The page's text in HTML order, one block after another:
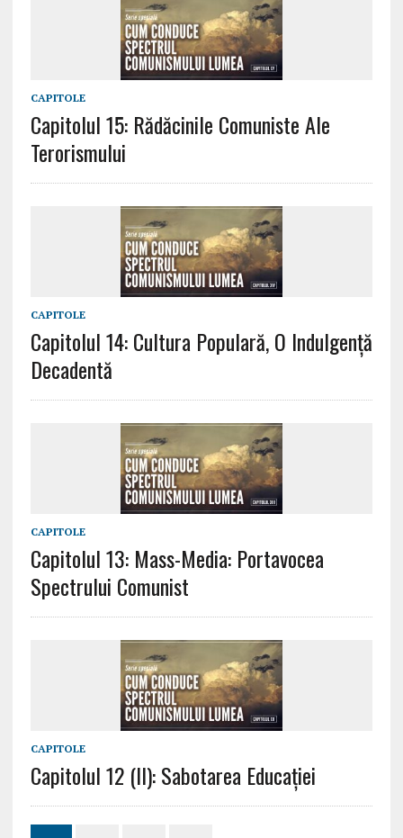
CAPITOLE
Capitolul 15: Rădăcinile Comuniste Ale
Terorismului
CAPITOLE
Capitolul 14: Cultura Populară, O Indulgență
Decadentă
CAPITOLE
Capitolul 13: Mass-Media: Portavocea
Spectrului Comunist
CAPITOLE
Capitolul 12 (II): Sabotarea Educației